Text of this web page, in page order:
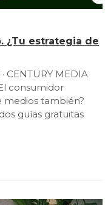
¿Tu estrategia de
CENTURY MEDIA
consumidor
medios también?
guías gratuitas